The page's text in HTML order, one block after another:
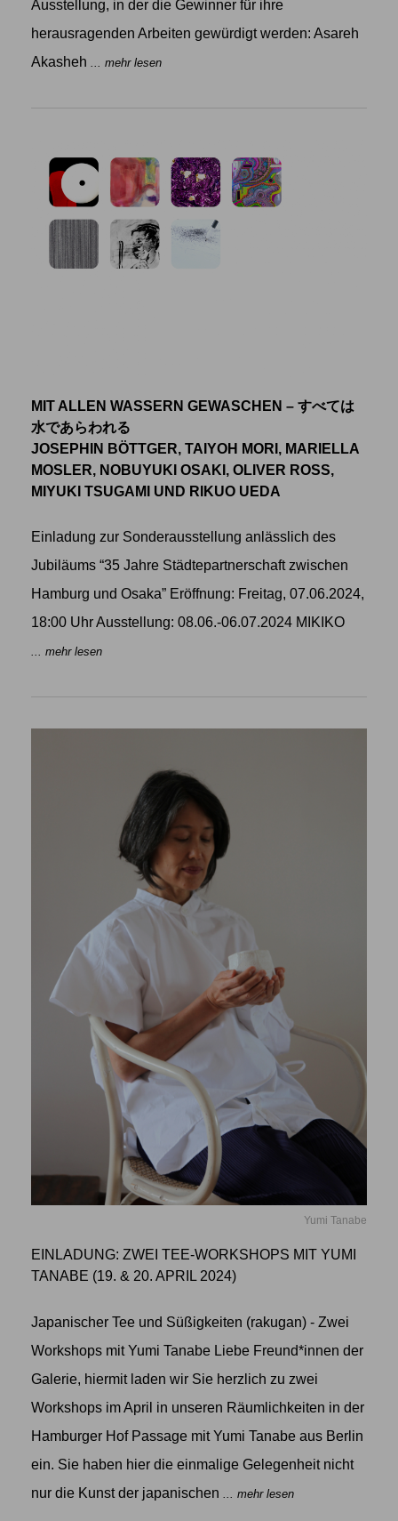
Ausstellung, in der die Gewinner für ihre
herausragenden Arbeiten gewürdigt werden: Asareh
Akasheh ... mehr lesen
MIT ALLEN WASSERN GEWASCHEN – すべては
水であらわれる
JOSEPHIN BÖTTGER, TAIYOH MORI, MARIELLA
MOSLER, NOBUYUKI OSAKI, OLIVER ROSS,
MIYUKI TSUGAMI UND RIKUO UEDA
Einladung zur Sonderausstellung anlässlich des
Jubiläums “35 Jahre Städtepartnerschaft zwischen
Hamburg und Osaka” Eröffnung: Freitag, 07.06.2024,
18:00 Uhr Ausstellung: 08.06.-06.07.2024 MIKIKO
... mehr lesen
Yumi Tanabe
EINLADUNG: ZWEI TEE-WORKSHOPS MIT YUMI
TANABE (19. & 20. APRIL 2024)
Japanischer Tee und Süßigkeiten (rakugan) - Zwei
Workshops mit Yumi Tanabe Liebe Freund*innen der
Galerie, hiermit laden wir Sie herzlich zu zwei
Workshops im April in unseren Räumlichkeiten in der
Hamburger Hof Passage mit Yumi Tanabe aus Berlin
ein. Sie haben hier die einmalige Gelegenheit nicht
nur die Kunst der japanischen
... mehr lesen